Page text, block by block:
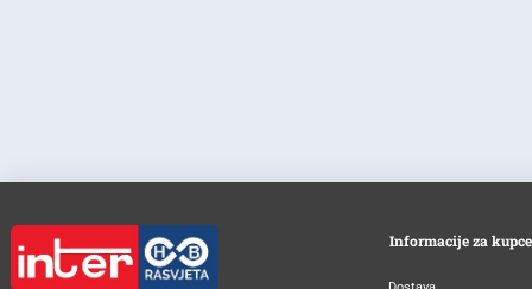
Informacije za kupce